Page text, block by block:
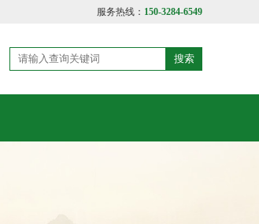
服务热线： 150-3284-6549